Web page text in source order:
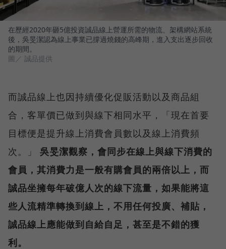
在歷經2020年砸5億投資誠品線上營運所需的物流、架構網站系統
後，吳旻潔認為線上事業已撐過燒錢的高峰期，進入支出逐步回收
的期間。
圖／ 誠品提供
而誠品線上也因持續優化促販活動以及商品組
合，客單價已做到與線下相同水平，「現在首要
目標便是提升線上消費會員數以及線上消費頻
次。」 吳旻潔觀察，會同步在線上與線下消費的
會員，其消費力是一般有購會員的兩倍以上，而
誠品坐擁每年破億人次的線下流量，如果能將這
些人流精準轉換到線上，不用任何投廣、補貼，
誠品線上應能做到自給自足，甚至是不錯的獲
利。